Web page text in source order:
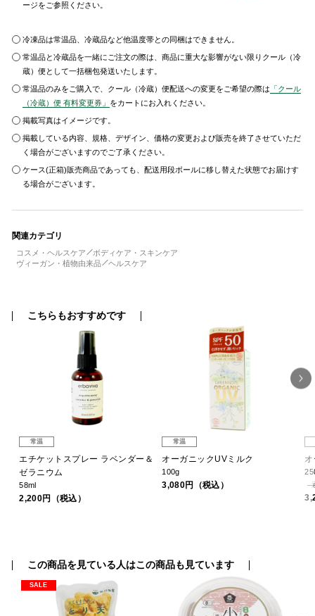
ージをご参照ください。
冷凍品は常温品、冷蔵品など他温度帯との同梱はできません。
常温品と冷蔵品を一緒にご注文の際は、商品に重大な影響がない限りクール（冷
蔵）便として一括梱包発送いたします。
常温品のみをご購入で、クール（冷蔵）便配送への変更をご希望の際は 「クール
（冷蔵）便 有料変更券」 をカートにお入れください。
掲載写真はイメージです。
掲載している内容、規格、デザイン、価格の変更および販売を終了させていただ
く場合がございますのでご了承ください。
ケース(正箱)販売商品であっても、配送用段ボールに移し替えた状態でお届けす
る場合がございます。
関連カテゴリ
コスメ・ヘルスケア
ボディケア・スキンケア
ヴィーガン・植物由来品
ヘルスケア
こちらもおすすめです
常温
エチケットスプレー ラベンダー＆
ゼラニウム
58ml
2,200円（税込）
常温
オーガニックUVミルク
100g
3,080円（税込）
この商品を見ている人はこの商品も見ています
SALE